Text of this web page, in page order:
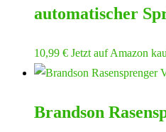
automatischer
10,99 € Jetzt auf Amazon
Brandson